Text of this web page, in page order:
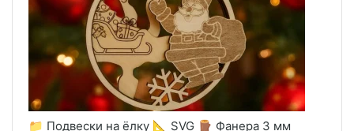
📁 Подвески на ёлку 📐 SVG 🪵 Фанера 3 мм